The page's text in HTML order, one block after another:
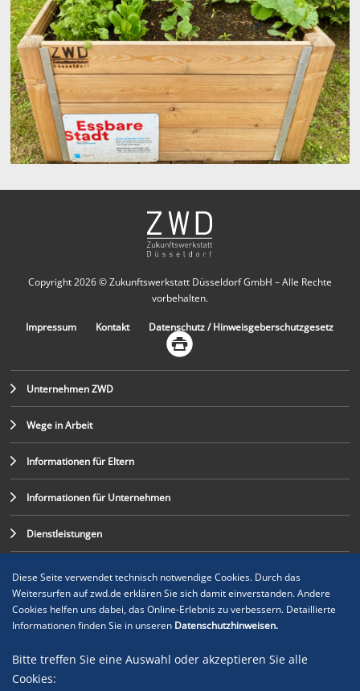
Diese Seite verwendet technisch notwendige Cookies. Durch das
Weitersurfen auf zwd.de erklären Sie sich damit einverstanden. Andere
Cookies helfen uns dabei, das Online-Erlebnis zu verbessern. Detaillierte
Informationen finden Sie in unseren Datenschutzhinweisen.
Bitte treffen Sie eine Auswahl oder akzeptieren Sie alle
Cookies:
Copyright 2026 © Zukunftswerkstatt Düsseldorf GmbH – Alle Rechte
vorbehalten.
Impressum Kontakt Datenschutz / Hinweisgeberschutzgesetz
Unternehmen ZWD
Wege in Arbeit
Informationen für Eltern
Informationen für Unternehmen
Dienstleistungen